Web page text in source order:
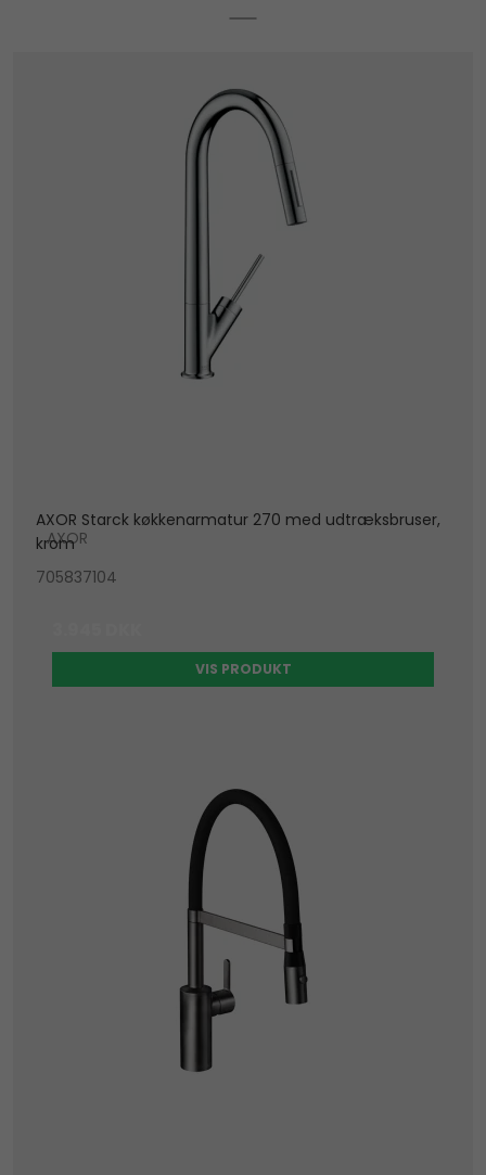
AXOR Starck køkkenarmatur 270 med udtræksbruser,
krom
AXOR
705837104
VIS PRODUKT